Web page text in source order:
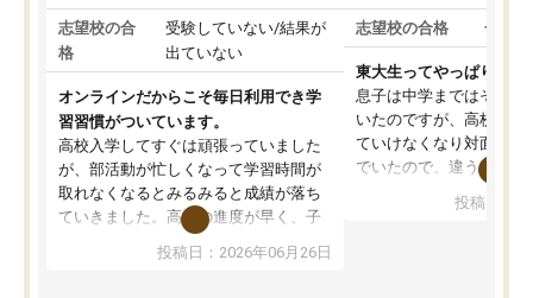
志望校の合
格
受験していない/結果が
出ていない
オンラインだからこそ毎日利用でき学
習習慣がついています。
高校入学してすぐは頑張っていました
が、部活動が忙しくなって学習時間が
取れなくなるとみるみると成績が落ち
ていきました。高校の進度が早く、子
供も家に帰って勉強の話すると嫌な反
応を示します。東大先生にお願いして
投稿日：2026年06月26日
志望校の合格 合格
東大生ってやっぱりすご
息子は中学まではそこそ
いたのですが、高校に入
ていけなくなり対面の塾
でいたので、違うアプロ
で、当初は模試でD判定
投稿日：